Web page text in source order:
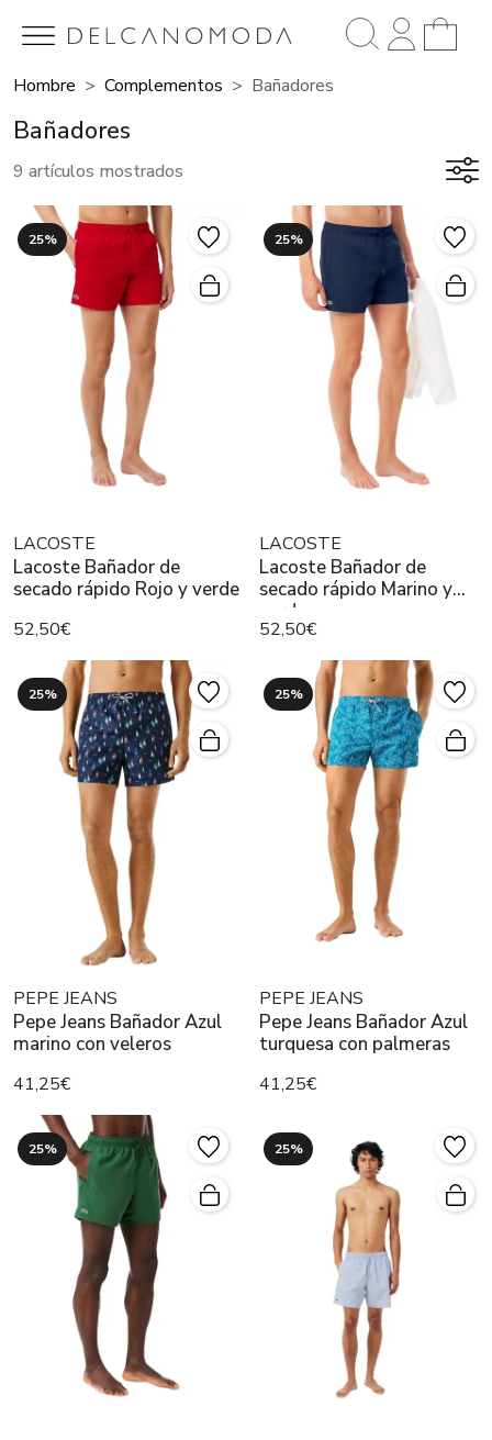
Hombre Complementos Bañadores
Bañadores
9 artículos mostrados
25%
LACOSTE
Lacoste Bañador de
secado rápido Rojo y verde
52,50€
25%
LACOSTE
Lacoste Bañador de
secado rápido Marino y
verde
52,50€
25%
PEPE JEANS
Pepe Jeans Bañador Azul
marino con veleros
41,25€
25%
PEPE JEANS
Pepe Jeans Bañador Azul
turquesa con palmeras
41,25€
25% 25%